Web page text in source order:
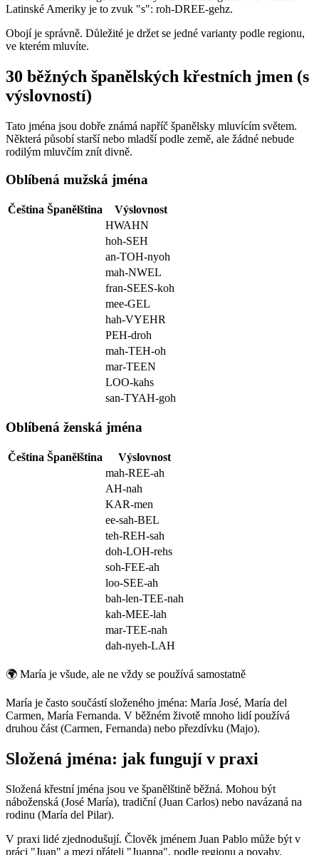
Latinské Ameriky je to zvuk "s": roh-DREE-gehz.
Obojí je správně. Důležité je držet se jedné varianty podle regionu,
ve kterém mluvíte.
30 běžných španělských křestních jmen (s
výslovností)
Tato jména jsou dobře známá napříč španělsky mluvícím světem.
Některá působí starší nebo mladší podle země, ale žádné nebude
rodilým mluvčím znít divně.
Oblíbená mužská jména
Čeština Španělština
Výslovnost
HWAHN
hoh-SEH
an-TOH-nyoh
mah-NWEL
fran-SEES-koh
mee-GEL
hah-VYEHR
PEH-droh
mah-TEH-oh
mar-TEEN
LOO-kahs
san-TYAH-goh
Oblíbená ženská jména
Čeština Španělština
Výslovnost
mah-REE-ah
AH-nah
KAR-men
ee-sah-BEL
teh-REH-sah
doh-LOH-rehs
soh-FEE-ah
loo-SEE-ah
bah-len-TEE-nah
kah-MEE-lah
mar-TEE-nah
dah-nyeh-LAH
🌍 María je všude, ale ne vždy se používá samostatně
María je často součástí složeného jména: María José, María del
Carmen, María Fernanda. V běžném životě mnoho lidí používá
druhou část (Carmen, Fernanda) nebo přezdívku (Majo).
Složená jména: jak fungují v praxi
Složená křestní jména jsou ve španělštině běžná. Mohou být
náboženská (José María), tradiční (Juan Carlos) nebo navázaná na
rodinu (María del Pilar).
V praxi lidé zjednodušují. Člověk jménem Juan Pablo může být v
práci "Juan" a mezi přáteli "Juanpa", podle regionu a povahy.